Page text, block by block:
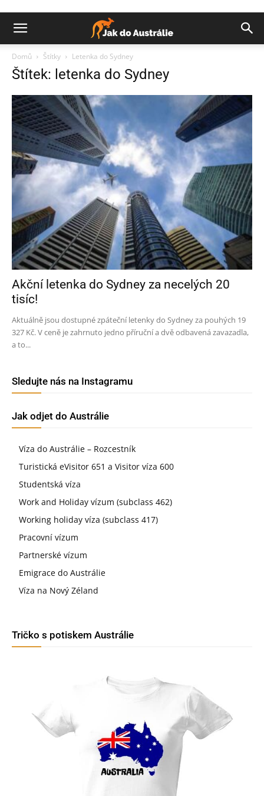
Domů Štítky Letenka do Sydney
Štítek: letenka do Sydney
Akční letenka do Sydney za necelých 20
tisíc!
Aktuálně jsou dostupné zpáteční letenky do Sydney za pouhých 19
327 Kč. V ceně je zahrnuto jedno příruční a dvě odbavená zavazadla,
a to...
Sledujte nás na Instagramu
Jak odjet do Austrálie
Víza do Austrálie – Rozcestník
Turistická eVisitor 651 a Visitor víza 600
Studentská víza
Work and Holiday vízum (subclass 462)
Working holiday víza (subclass 417)
Pracovní vízum
Partnerské vízum
Emigrace do Austrálie
Víza na Nový Zéland
Tričko s potiskem Austrálie